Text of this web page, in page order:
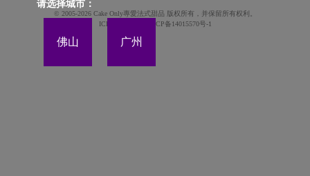
请选择城市：
佛山 广州
© 2005-2026 Cake Only專愛法式甜品 版权所有，并保留所有权利。
ICP备案证书号:粤ICP备14015570号-1